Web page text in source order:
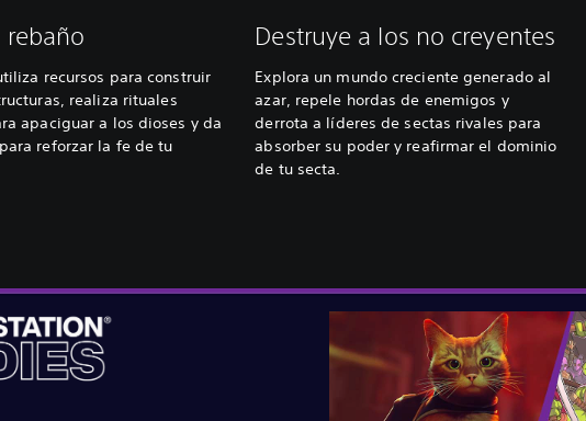
rebaño
recursos para construir
realiza rituales
apaciguar a los dioses y da
reforzar la fe de tu
Destruye a los no creyentes
Explora un mundo creciente generado al
azar, repele hordas de enemigos y
derrota a líderes de sectas rivales para
absorber su poder y reafirmar el dominio
de tu secta.